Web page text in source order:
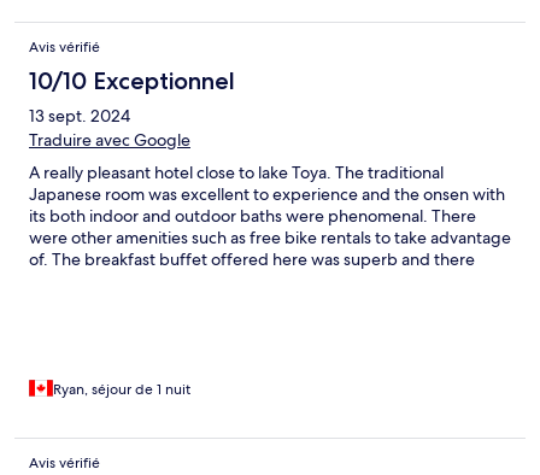
Avis vérifié
10/10 Exceptionnel
13 sept. 2024
Traduire avec Google
A really pleasant hotel close to lake Toya. The traditional
Japanese room was excellent to experience and the onsen with
its both indoor and outdoor baths were phenomenal. There
were other amenities such as free bike rentals to take advantage
of. The breakfast buffet offered here was superb and there
Ryan, séjour de 1 nuit
Avis vérifié